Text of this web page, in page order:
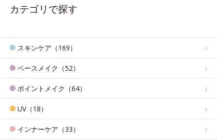
カテゴリで探す
スキンケア（169）
ベースメイク（52）
ポイントメイク（64）
UV（18）
インナーケア（33）